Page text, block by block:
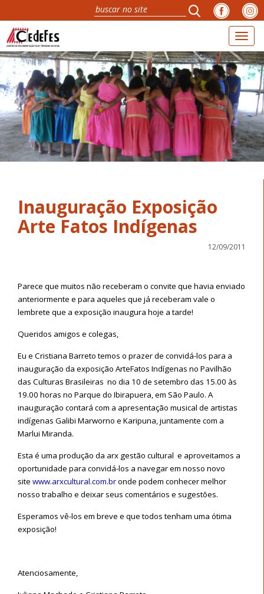
Inauguração Exposição
12/09/2011
Parece que muitos não receberam o convite que havia enviado
anteriormente e para aqueles que já receberam vale o
lembrete que a exposição inaugura hoje a tarde!
Queridos amigos e colegas,
Eu e Cristiana Barreto temos o prazer de convidá-los para a
inauguração da exposição ArteFatos Indígenas no Pavilhão
das Culturas Brasileiras no dia 10 de setembro das 15.00 às
19.00 horas no Parque do Ibirapuera, em São Paulo. A
inauguração contará com a apresentação musical de artistas
indígenas Galibi Marworno e Karipuna, juntamente com a
Marlui Miranda.
Esta é uma produção da arx gestão cultural e aproveitamos a
oportunidade para convidá-los a navegar em nosso novo
site www.arxcultural.com.bronde podem conhecer melhor
nosso trabalho e deixar seus comentários e sugestões.
Esperamos vê-los em breve e que todos tenham uma ótima
exposição!
Atenciosamente,